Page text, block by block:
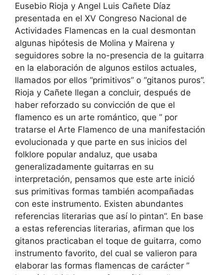
Eusebio Rioja y Angel Luis Cañete Díaz
presentada en el XV Congreso Nacional de
Actividades Flamencas en la cual desmontan
algunas hipótesis de Molina y Mairena y
seguidores sobre la no-presencia de la guitarra
en la elaboración de algunos estilos actuales,
llamados por ellos “primitivos” o “gitanos puros”.
Rioja y Cañete llegan a concluir, después de
haber reforzado su convicción de que el
flamenco es un arte romántico, que ” por
tratarse el Arte Flamenco de una manifestación
evolucionada y que parte en sus inicios del
folklore popular andaluz, que usaba
generalizadamente guitarras en su
interpretación, pensamos que este arte inició
sus primitivas formas también acompañadas
con este instrumento. Existen abundantes
referencias literarias que así lo pintan”. En base
a estas referencias literarias, afirman que los
gitanos practicaban el toque de guitarra, como
instrumento favorito, del cual se valieron para
elaborar las formas flamencas de carácter ”